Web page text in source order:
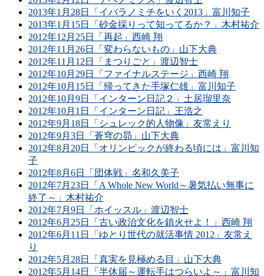
2013年1月28日「イバラノミチをいく2013」富川知子
2013年1月15日「砂金採りって知ってるか？」木村祐介
2012年12月25日「再起」西崎 翔
2012年11月26日「変わらないもの」山下大典
2012年11月12日「まつりごと」渡辺智士
2012年10月29日「ファイナルステージ」西崎 翔
2012年10月15日「帰ってきた手塚仁雄」富川知子
2012年10月9日「インターン日記２」土居瑠里奈
2012年10月1日「インターン日記」王浩之
2012年9月18日「シュレック的人物像」友常えり
2012年9月3日「蒼穹の昴」山下大典
2012年8月20日「オリンピックが終わる頃には」富川知
子
2012年8月6日「団体戦」名和久美子
2012年7月23日「A Whole New World～暑気払い無事に
終了～」木村祐介
2012年7月9日「ホイッスル」渡辺智士
2012年6月25日「古い政治文化を鎮火せよ！」西崎 翔
2012年6月11日「ゆとり世代の就活事情 2012」友常え
り
2012年5月28日「真実を見極める目」山下大典
2012年5月14日「半休届～運転手はつらいよ～」富川知